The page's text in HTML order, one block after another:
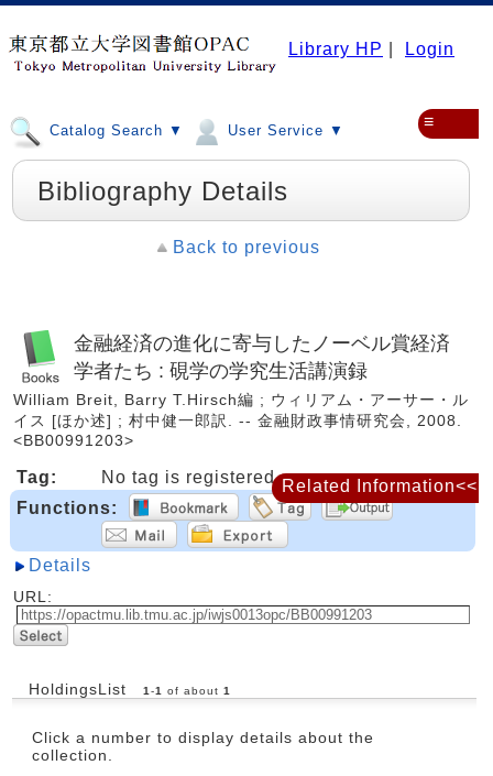
Library HP Login
Catalog Search ▼ User Service ▼ ≡
Bibliography Details
Back to previous
金融経済の進化に寄与したノーベル賞経済
学者たち : 硯学の学究生活講演録
William Breit, Barry T.Hirsch編 ; ウィリアム・アーサー・ル
イス [ほか述] ; 村中健一郎訳. -- 金融財政事情研究会, 2008.
<BB00991203>
Tag:
No tag is registered
Functions:
Details
URL:
HoldingsList 1 -1 of about 1
Click a number to display details about the
collection.
Related Information<<